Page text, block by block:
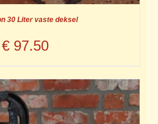
30 Liter vaste deksel
€97.50